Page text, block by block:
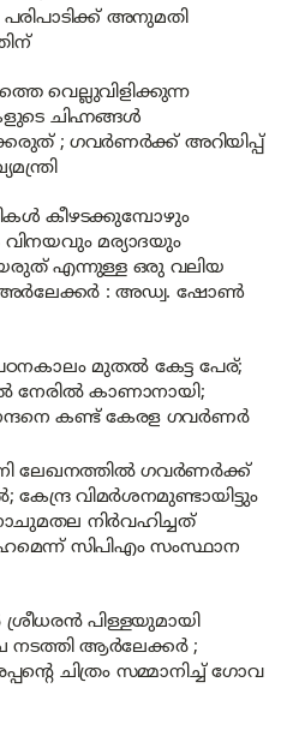
അനുമതി
വെല്ലുവിളിക്കുന്ന
ചിഹ്നങ്ങൾ
; ഗവർണർക്ക് അറിയിപ്പ്
കീഴടക്കുമ്പോഴും
വിനയവും മര്യാദയും
എന്നുള്ള ഒരു വലിയ
: അഡ്വ. ഷോൺ
മുതൽ കേട്ട പേര്;
നേരിൽ കാണാനായി;
കണ്ട് കേരള ഗവർണർ
ലേഖനത്തിൽ ഗവർണർക്ക്
വിമർശനമുണ്ടായിട്ടും
നിർവഹിച്ചത്
സിപിഎം സംസ്ഥാന
പിള്ളയുമായി
നടത്തി ആർലേക്കർ ;
ചിത്രം സമ്മാനിച്ച് ഗോവ